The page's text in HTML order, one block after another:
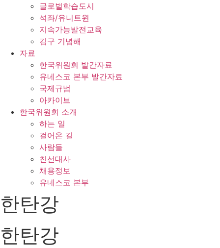
글로벌학습도시
석좌/유니트윈
지속가능발전교육
김구 기념해
자료
한국위원회 발간자료
유네스코 본부 발간자료
국제규범
아카이브
한국위원회 소개
하는 일
걸어온 길
사람들
친선대사
채용정보
유네스코 본부
한탄강
한탄강